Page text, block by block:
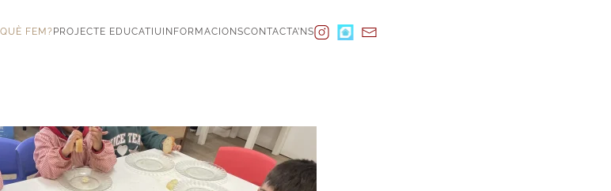
QUÈ FEM? PROJECTE EDUCATIU INFORMACIONSCONTACTA’NS